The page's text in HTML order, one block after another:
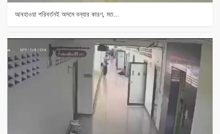
আবহাওয়া পরিবর্তনই অসমে বন্যার কারণ, মত…